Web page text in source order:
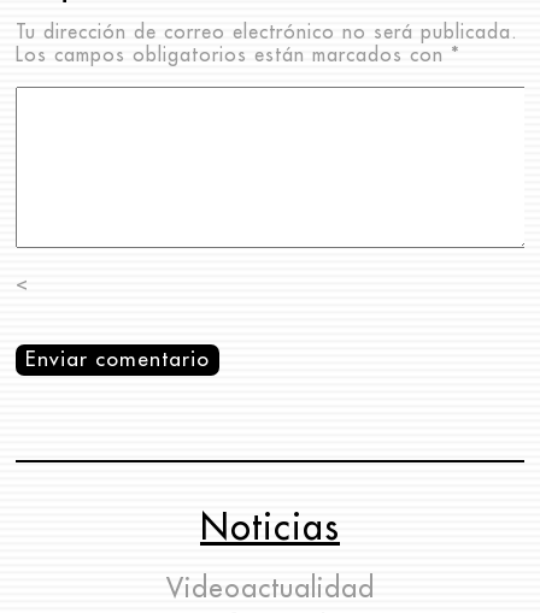
Tu dirección de correo electrónico no será publicada.
Los campos obligatorios están marcados con *
<
Noticias
Videoactualidad